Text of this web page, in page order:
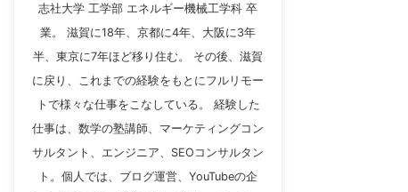
志社大学 工学部 エネルギー機械工学科 卒
業。 滋賀に18年、京都に4年、大阪に3年
半、東京に7年ほど移り住む。 その後、滋賀
に戻り、これまでの経験をもとにフルリモー
トで様々な仕事をこなしている。 経験した
仕事は、数学の塾講師、マーケティングコン
サルタント、エンジニア、SEOコンサルタン
ト。個人では、ブログ運営、YouTubeの企